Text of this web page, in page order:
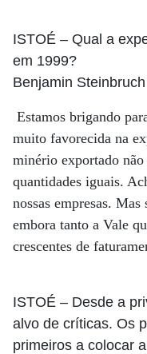
ISTOÉ – Qual a
em 1999?
Benjamin Steinbruch
Estamos brigando
muito favorecida na
minério exportado
quantidades iguais.
nossas empresas.
embora tanto a Vale
crescentes de
ISTOÉ – Desde a
alvo de críticas. Os
primeiros a colocar